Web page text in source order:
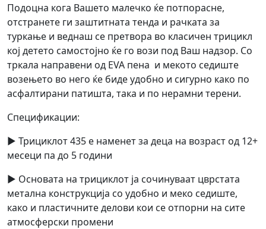
Подоцна кога Вашето малечко ќе потпорасне,
отстранете ги заштитната тенда и рачката за
туркање и веднаш се претвора во класичен трицикл
кој детето самостојно ќе го вози под Ваш надзор. Со
тркала направени од EVA пена и мекото седиште
возењето во него ќе биде удобно и сигурно како по
асфалтирани патишта, така и по нерамни терени.
Спецификации:
► Трициклот 435 е наменет за деца на возраст од 12+
месеци па до 5 години
► Основата на трициклот ја сочинуваат цврстата
метална конструкција со удобно и меко седиште,
како и пластичните делови кои се отпорни на сите
атмосферски промени